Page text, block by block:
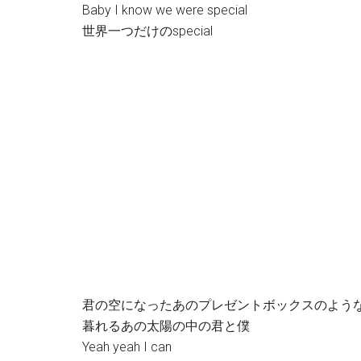
Baby I know we were special
世界一つだけのspecial
君の空になったあのプレゼントボックスのよう
暮れるあの太陽の中の君と僕
Yeah yeah I can